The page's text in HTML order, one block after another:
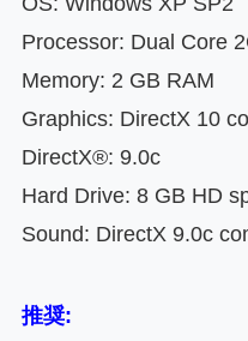
Processor: Dual Core
Memory: 2 GB RAM
Graphics: DirectX 10
DirectX®: 9.0c
Hard Drive: 8 GB HD
Sound: DirectX 9.0c
推奨: